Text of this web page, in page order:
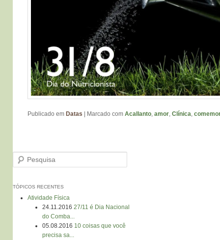
Publicado em Datas | Marcado com Acallanto, amor, Clínica,
Pesquisa
TÓPICOS RECENTES
Atividade Física
24.11.2016 27/11 é Dia Nacional
do Comba...
05.08.2016 10 coisas que você
precisa sa...